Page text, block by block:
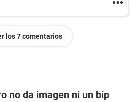
los 7 comentarios
no da imagen ni un bip